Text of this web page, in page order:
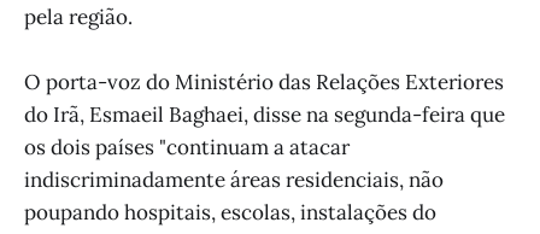
pela região.
O porta-voz do Ministério das Relações Exteriores
do Irã, Esmaeil Baghaei, disse na segunda-feira que
os dois países "continuam a atacar
indiscriminadamente áreas residenciais, não
poupando hospitais, escolas, instalações do